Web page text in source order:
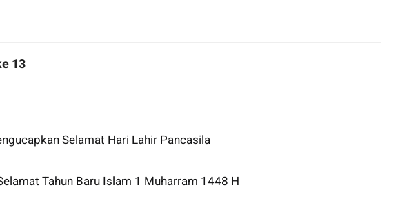
13
Selamat Hari Lahir Pancasila
Tahun Baru Islam 1 Muharram 1448 H